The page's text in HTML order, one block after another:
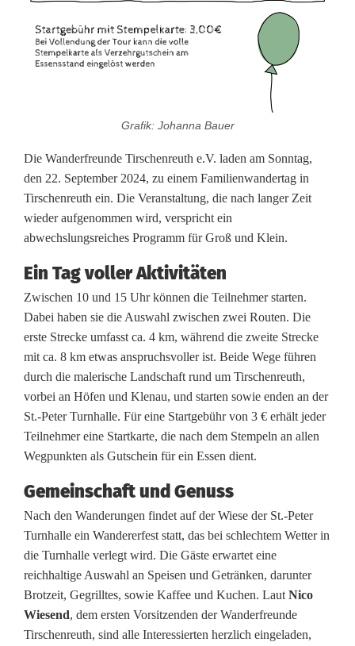
F
a
m
l
i
e
n
t
a
g
i
n
T
i
r
Grafik: Johanna Bauer
Die Wanderfreunde Tirschenreuth e.V. laden am Sonntag,
den 22. September 2024, zu einem Familienwandertag in
Tirschenreuth ein. Die Veranstaltung, die nach langer Zeit
wieder aufgenommen wird, verspricht ein
abwechslungsreiches Programm für Groß und Klein.
Ein Tag voller Aktivitäten
Zwischen 10 und 15 Uhr können die Teilnehmer starten.
Dabei haben sie die Auswahl zwischen zwei Routen. Die
erste Strecke umfasst ca. 4 km, während die zweite Strecke
mit ca. 8 km etwas anspruchsvoller ist. Beide Wege führen
durch die malerische Landschaft rund um Tirschenreuth,
vorbei an Höfen und Klenau, und starten sowie enden an der
St.-Peter Turnhalle. Für eine Startgebühr von 3 € erhält jeder
Teilnehmer eine Startkarte, die nach dem Stempeln an allen
Wegpunkten als Gutschein für ein Essen dient.
Gemeinschaft und Genuss
Nach den Wanderungen findet auf der Wiese der St.-Peter
Turnhalle ein Wandererfest statt, das bei schlechtem Wetter in
die Turnhalle verlegt wird. Die Gäste erwartet eine
reichhaltige Auswahl an Speisen und Getränken, darunter
Brotzeit, Gegrilltes, sowie Kaffee und Kuchen. Laut Nico
Wiesend, dem ersten Vorsitzenden der Wanderfreunde
Tirschenreuth, sind alle Interessierten herzlich eingeladen,